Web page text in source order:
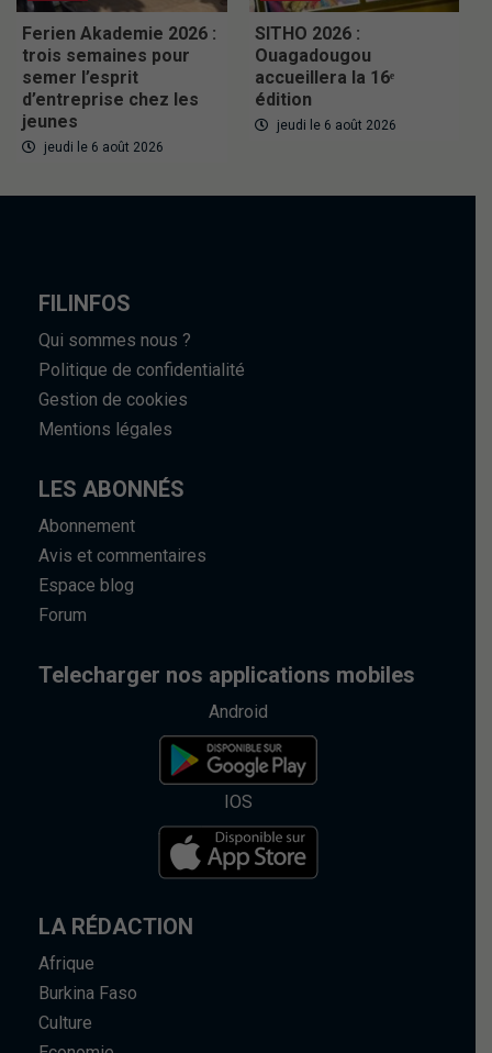
Ferien Akademie 2026 :
trois semaines pour
semer l’esprit
d’entreprise chez les
jeunes
jeudi le 6 août 2026
SITHO 2026 :
Ouagadougou
accueillera la 16ᵉ
édition
jeudi le 6 août 2026
FILINFOS
Qui sommes nous ?
Politique de confidentialité
Gestion de cookies
Mentions légales
LES ABONNÉS
Abonnement
Avis et commentaires
Espace blog
Forum
Telecharger nos applications mobiles
Android
IOS
LA RÉDACTION
Afrique
Burkina Faso
Culture